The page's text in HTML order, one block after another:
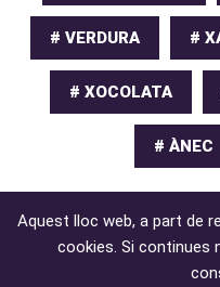
Aquest lloc web, a part de
cookies. Si continues
# VERDURA #
# XOCOLATA
# ÀNEC